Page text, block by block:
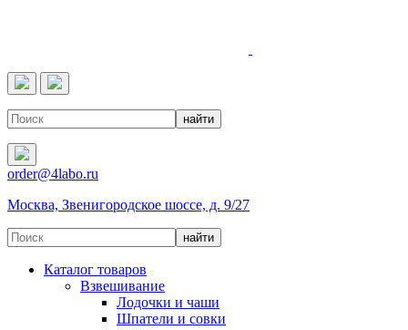
order@4labo.ru
Москва, Звенигородское шоссе, д. 9/27
Каталог товаров
Взвешивание
Лодочки и чаши
Шпатели и совки